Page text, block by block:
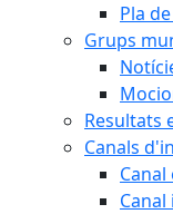
Pla
Grups
Resultats
Canals